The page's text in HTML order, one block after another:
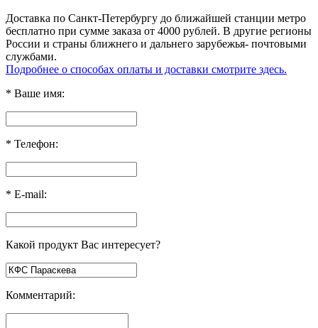
Доставка по Санкт-Петербургу до ближайшей станции метро
бесплатно при сумме заказа от 4000 рублей. В другие регионы
России и страны ближнего и дальнего зарубежья- почтовыми
службами.
Подробнее о способах оплаты и доставки смотрите здесь.
* Ваше имя:
* Телефон:
* E-mail:
Какой продукт Вас интересует?
Комментарий: